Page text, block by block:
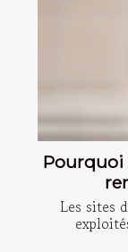
Pourquoi
Les sites